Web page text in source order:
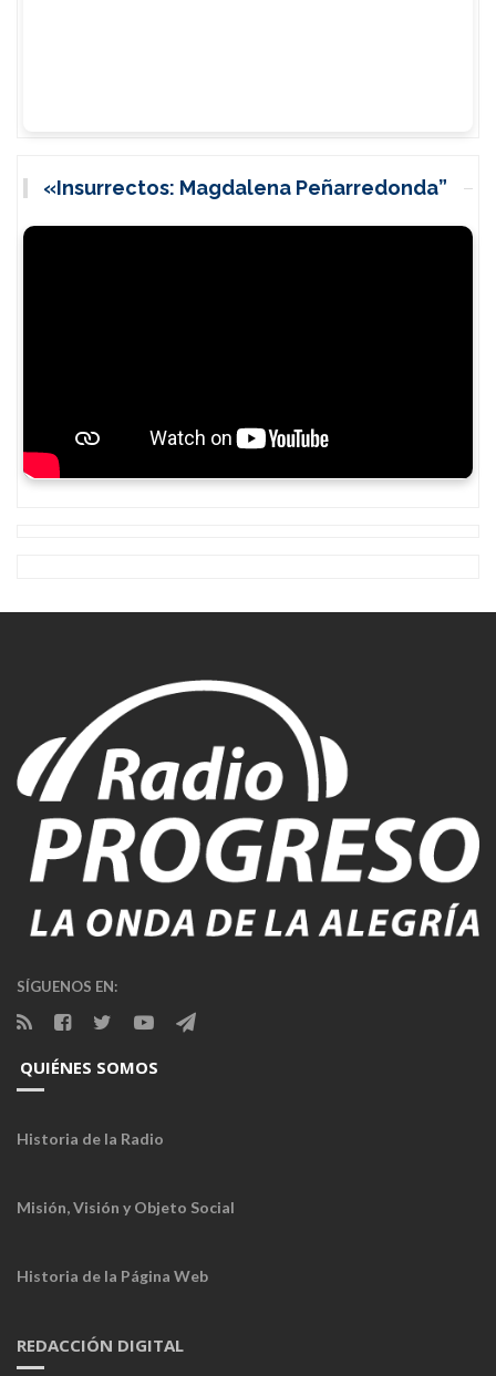
«Insurrectos: Magdalena Peñarredonda”
SÍGUENOS EN:
QUIÉNES SOMOS
Historia de la Radio
Misión, Visión y Objeto Social
Historia de la Página Web
REDACCIÓN DIGITAL